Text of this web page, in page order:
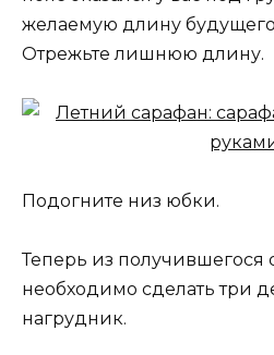
желаемую длину будущего
Отрежьте лишнюю длину.
Подогните низ юбки.
Теперь из получившегося
необходимо сделать три
нагрудник.